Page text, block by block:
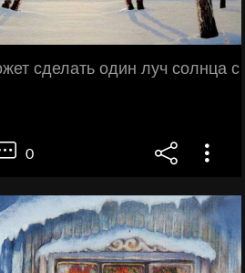
сделать один луч солнца с
0